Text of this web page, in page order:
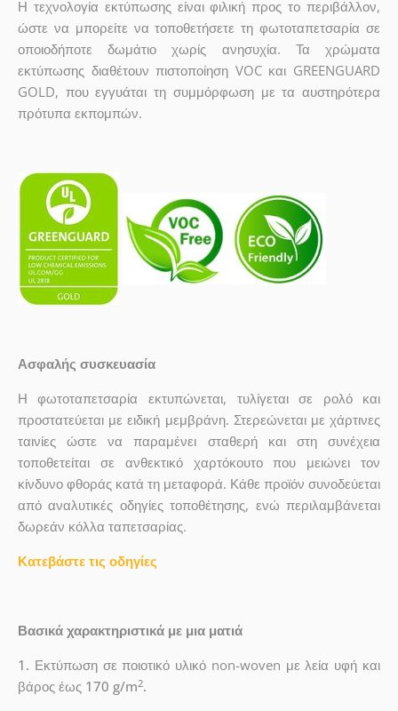
Η τεχνολογία εκτύπωσης είναι φιλική προς το περιβάλλον,
ώστε να μπορείτε να τοποθετήσετε τη φωτοταπετσαρία σε
οποιοδήποτε δωμάτιο χωρίς ανησυχία. Τα χρώματα
εκτύπωσης διαθέτουν πιστοποίηση VOC και GREENGUARD
GOLD, που εγγυάται τη συμμόρφωση με τα αυστηρότερα
πρότυπα εκπομπών.
Ασφαλής συσκευασία
Η φωτοταπετσαρία εκτυπώνεται, τυλίγεται σε ρολό και
προστατεύεται με ειδική μεμβράνη. Στερεώνεται με χάρτινες
ταινίες ώστε να παραμένει σταθερή και στη συνέχεια
τοποθετείται σε ανθεκτικό χαρτόκουτο που μειώνει τον
κίνδυνο φθοράς κατά τη μεταφορά. Κάθε προϊόν συνοδεύεται
από αναλυτικές οδηγίες τοποθέτησης, ενώ περιλαμβάνεται
δωρεάν κόλλα ταπετσαρίας.
Κατεβάστε τις οδηγίες
Βασικά χαρακτηριστικά με μια ματιά
1. Εκτύπωση σε ποιοτικό υλικό non-woven με λεία υφή και
βάρος έως 170 g/m2.